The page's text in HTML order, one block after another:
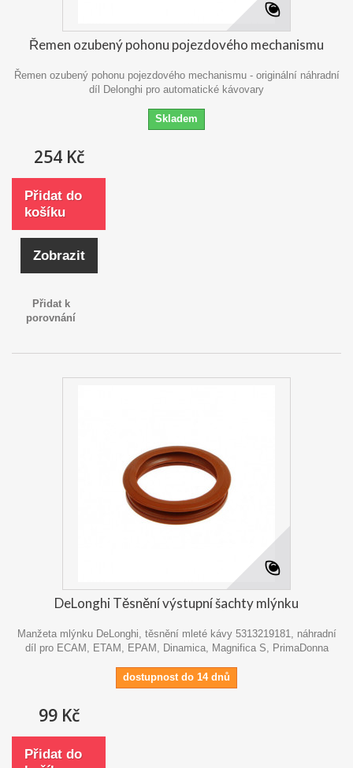
Řemen ozubený pohonu pojezdového mechanismu
Řemen ozubený pohonu pojezdového mechanismu - originální náhradní
díl Delonghi pro automatické kávovary
Skladem
254 Kč
Přidat do
košíku
Zobrazit
Přidat k
porovnání
DeLonghi Těsnění výstupní šachty mlýnku
Manžeta mlýnku DeLonghi, těsnění mleté kávy 5313219181, náhradní
díl pro ECAM, ETAM, EPAM, Dinamica, Magnifica S, PrimaDonna
dostupnost do 14 dnů
99 Kč
Přidat do